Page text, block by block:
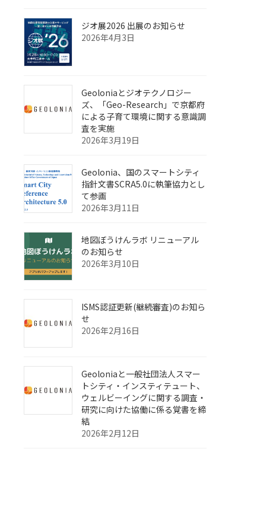
ジオ展2026 出展のお知らせ
2026年4月3日
Geoloniaとジオテクノロジー
ズ、「Geo-Research」で京都府
による子育て環境に関する意識調
査を実施
2026年3月19日
Geolonia、国のスマートシティ
指針文書SCRA5.0に執筆協力とし
て参画
2026年3月11日
地図ぼうけんラボ リニューアル
のお知らせ
2026年3月10日
ISMS認証更新(継続審査)のお知ら
せ
2026年2月16日
Geoloniaと一般社団法人スマー
トシティ・インスティテュート、
ウェルビーイングに関する調査・
研究に向けた協働に係る覚書を締
結
2026年2月12日